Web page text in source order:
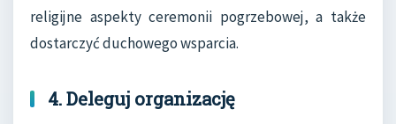
religijne aspekty ceremonii pogrzebowej, a także
dostarczyć duchowego wsparcia.
4. Deleguj organizację